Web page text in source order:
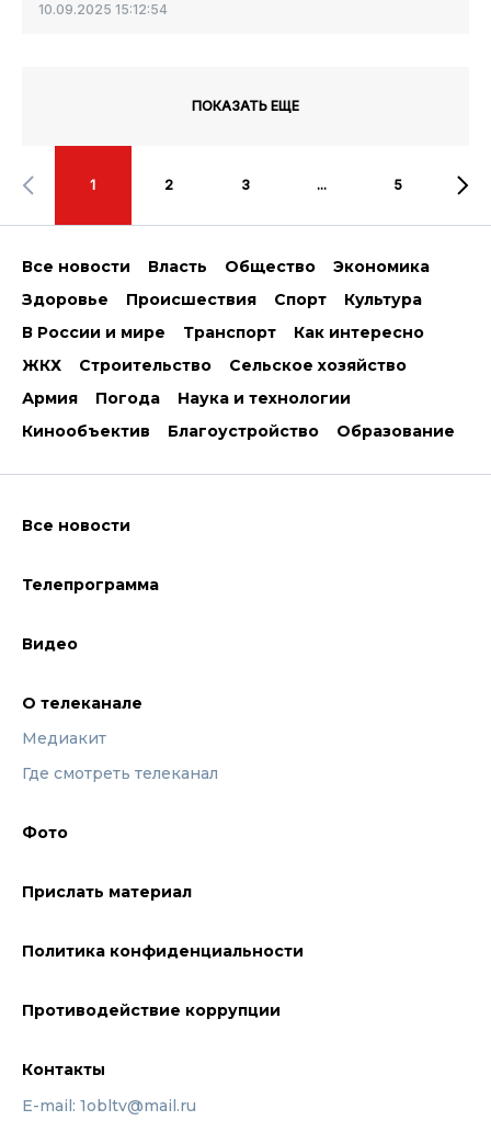
10.09.2025 15:12:54
ПОКАЗАТЬ ЕЩЕ
1 2 3 ... 5
Все новости Власть Общество
Экономика
Здоровье
Происшествия Спорт
Культура
В России и мире
Транспорт
Как интересно
ЖКХ
Строительство
Сельское хозяйство
Армия
Погода
Наука и технологии
Кинообъектив
Благоустройство Образование
Все новости
Телепрограмма
Видео
О телеканале
Медиакит
Где смотреть телеканал
Фото
Прислать материал
Политика конфиденциальности
Противодействие коррупции
Контакты
E-mail: 1obltv@mail.ru